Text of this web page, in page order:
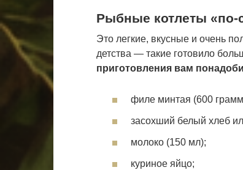
Рыбные котлеты «по-
Это легкие, вкусные и очень
детства — такие готовило
приготовления вам
филе минтая (600
засохший белый хлеб
молоко (150 мл);
куриное яйцо;